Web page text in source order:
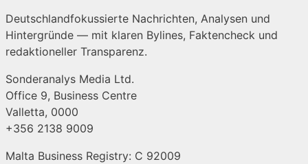
Deutschlandfokussierte Nachrichten, Analysen und
Hintergründe — mit klaren Bylines, Faktencheck und
redaktioneller Transparenz.
Sonderanalys Media Ltd.
Office 9, Business Centre
Valletta, 0000
+356 2138 9009
Malta Business Registry: C 92009